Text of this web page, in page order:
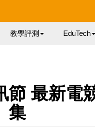
教學評測 EduTech
節 最新電
集